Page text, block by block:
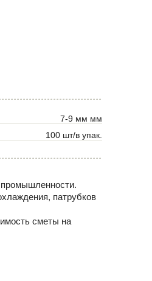
7-9 мм мм
100 шт/в упак.
промышленности.
патрубков
сметы на